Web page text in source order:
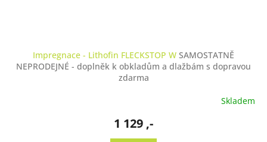
Impregnace - Lithofin FLECKSTOP W SAMOSTATNĚ
NEPRODEJNÉ - doplněk k obkladům a dlažbám s dopravou
zdarma
Skladem
1 129 ,-